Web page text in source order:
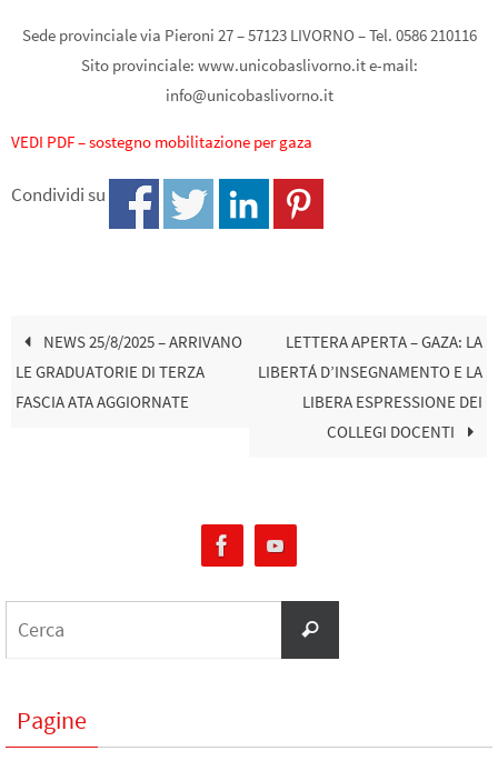
Sede provinciale via Pieroni 27 – 57123 LIVORNO – Tel. 0586 210116
Sito provinciale: www.unicobaslivorno.it e-mail:
info@unicobaslivorno.it
VEDI PDF – sostegno mobilitazione per gaza
Condividi su
NEWS 25/8/2025 – ARRIVANO
LE GRADUATORIE DI TERZA
FASCIA ATA AGGIORNATE
LETTERA APERTA – GAZA: LA
LIBERTÁ D’INSEGNAMENTO E LA
LIBERA ESPRESSIONE DEI
COLLEGI DOCENTI
Pagine